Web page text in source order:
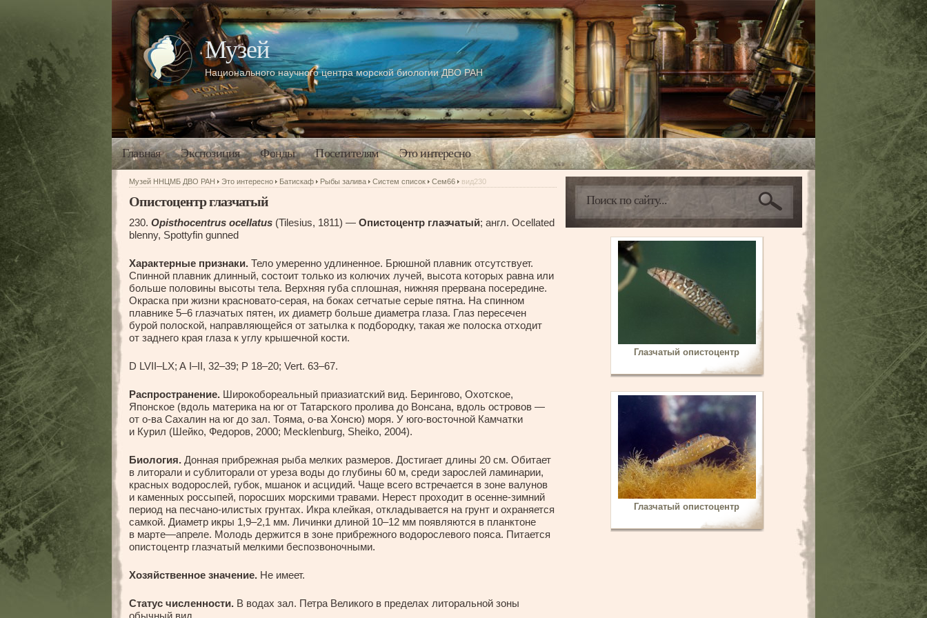
Музей
Национального научного центра морской биологии ДВО РАН
Главная Экспозиция Фонды Посетителям Это интересно
Глазчатый опистоцентр
Глазчатый опистоцентр
Музей ННЦМБ ДВО РАН Это интересно Батискаф Рыбы залива Систем список Сем66 вид230
Опистоцентр глазчатый
230. Оpisthocentrus ocellatus (Tilesius, 1811) — Опистоцентр глазчатый; англ. Ocellated
blenny, Spottyfin gunned
Характерные признаки. Тело умеренно удлиненное. Брюшной плавник отсутствует.
Спинной плавник длинный, состоит только из колючих лучей, высота которых равна или
больше половины высоты тела. Верхняя губа сплошная, нижняя прервана посередине.
Окраска при жизни красновато-серая, на боках сетчатые серые пятна. На спинном
плавнике 5–6 глазчатых пятен, их диаметр больше диаметра глаза. Глаз пересечен
бурой полоской, направляющейся от затылка к подбородку, такая же полоска отходит
от заднего края глаза к углу крышечной кости.
D LVII–LX; A I–II, 32–39; P 18–20; Vert. 63–67.
Распространение. Широкобореальный приазиатский вид. Берингово, Охотское,
Японское (вдоль материка на юг от Татарского пролива до Вонсана, вдоль островов —
от о-ва Сахалин на юг до зал. Тояма, о-ва Хонсю) моря. У юго-восточной Камчатки
и Курил (Шейко, Федоров, 2000; Mecklenburg, Sheiko, 2004).
Биология. Донная прибрежная рыба мелких размеров. Достигает длины 20 см. Обитает
в литорали и сублиторали от уреза воды до глубины 60 м, среди зарослей ламинарии,
красных водорослей, губок, мшанок и асцидий. Чаще всего встречается в зоне валунов
и каменных россыпей, поросших морскими травами. Нерест проходит в осенне-зимний
период на песчано-илистых грунтах. Икра клейкая, откладывается на грунт и охраняется
самкой. Диаметр икры 1,9–2,1 мм. Личинки длиной 10–12 мм появляются в планктоне
в марте—апреле. Молодь держится в зоне прибрежного водорослевого пояса. Питается
опистоцентр глазчатый мелкими беспозвоночными.
Хозяйственное значение. Не имеет.
Статус численности. В водах зал. Петра Великого в пределах литоральной зоны